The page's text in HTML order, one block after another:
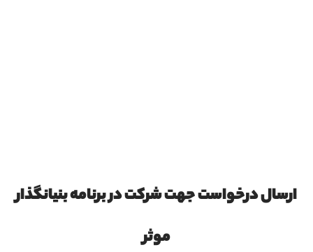
ارسال درخواست جهت شرکت در برنامه بنیانگذار
موثر